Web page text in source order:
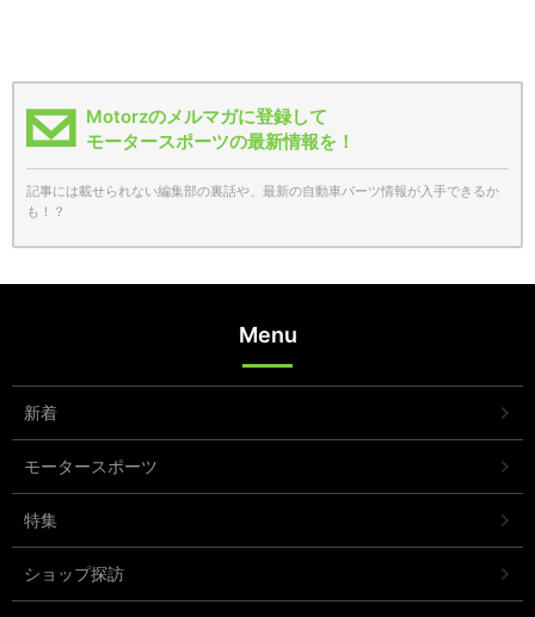
Motorzのメルマガに登録して
モータースポーツの最新情報を！
記事には載せられない編集部の裏話や、最新の自動車パーツ情報が入手できるか
も！？
Menu
新着
モータースポーツ
特集
ショップ探訪